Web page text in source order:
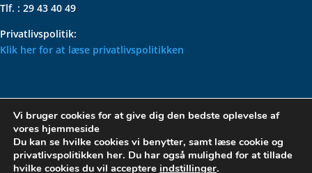
Tlf. : 29 43 40 49
Privatlivspolitik:
Klik her for at læse privatlivspolitikken
VOLKSWAGEN CLASSIC
PARTS – HOLDER DIN
KLASSISKE VOLKSWAGEN I
TOPFORM
Vi bruger cookies for at give dig den bedste oplevelse af
vores hjemmeside
Du kan se hvilke cookies vi benytter, samt læse cookie og
privatlivspolitikken her. Du har også mulighed for at tillade
hvilke cookies du vil acceptere indstillinger.